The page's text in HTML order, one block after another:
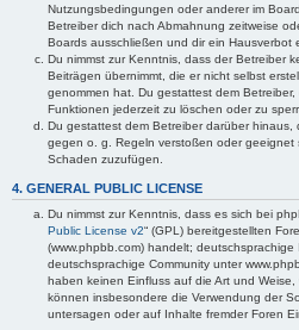
Nutzungsbedingungen oder anderer im
Betreiber dich nach Abmahnung zeitweise
Boards ausschließen und dir ein Hausverbot
Du nimmst zur Kenntnis, dass der Betreiber
Beiträgen übernimmt, die er nicht selbst
genommen hat. Du gestattest dem
Funktionen jederzeit zu löschen oder zu
Du gestattest dem Betreiber darüber
gegen o. g. Regeln verstoßen oder geeignet
Schaden zuzufügen.
4. GENERAL PUBLIC LICENSE
Du nimmst zur Kenntnis, dass es sich bei
Public License v2“ (GPL) bereitgestellten
(www.phpbb.com) handelt;
deutschsprachige Community unter
haben keinen Einfluss auf die Art und
können insbesondere die Verwendung der
untersagen oder auf Inhalte fremder Foren